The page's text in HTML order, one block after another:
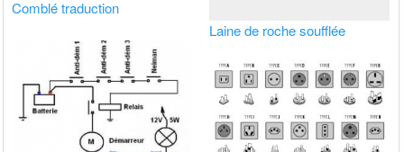
Comblé traduction
Laine de roche soufflée